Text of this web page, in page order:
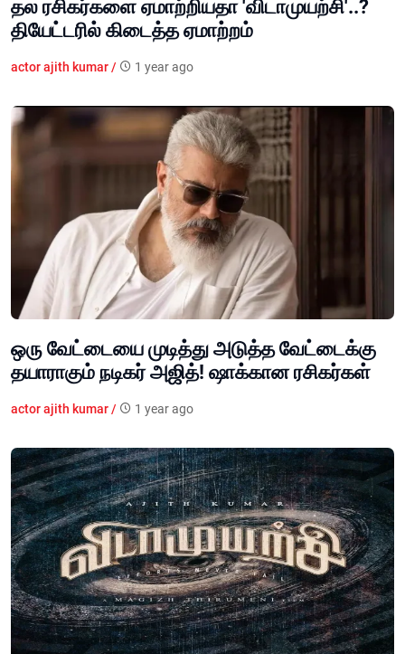
தல ரசிகர்களை ஏமாற்றியதா 'விடாமுயற்சி'..?
தியேட்டரில் கிடைத்த ஏமாற்றம்
actor ajith kumar / 1 year ago
ஒரு வேட்டையை முடித்து அடுத்த வேட்டைக்கு
தயாராகும் நடிகர் அஜித்! ஷாக்கான ரசிகர்கள்
actor ajith kumar / 1 year ago